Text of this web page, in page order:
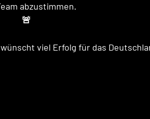
abzustimmen.
🚨
viel Erfolg für das